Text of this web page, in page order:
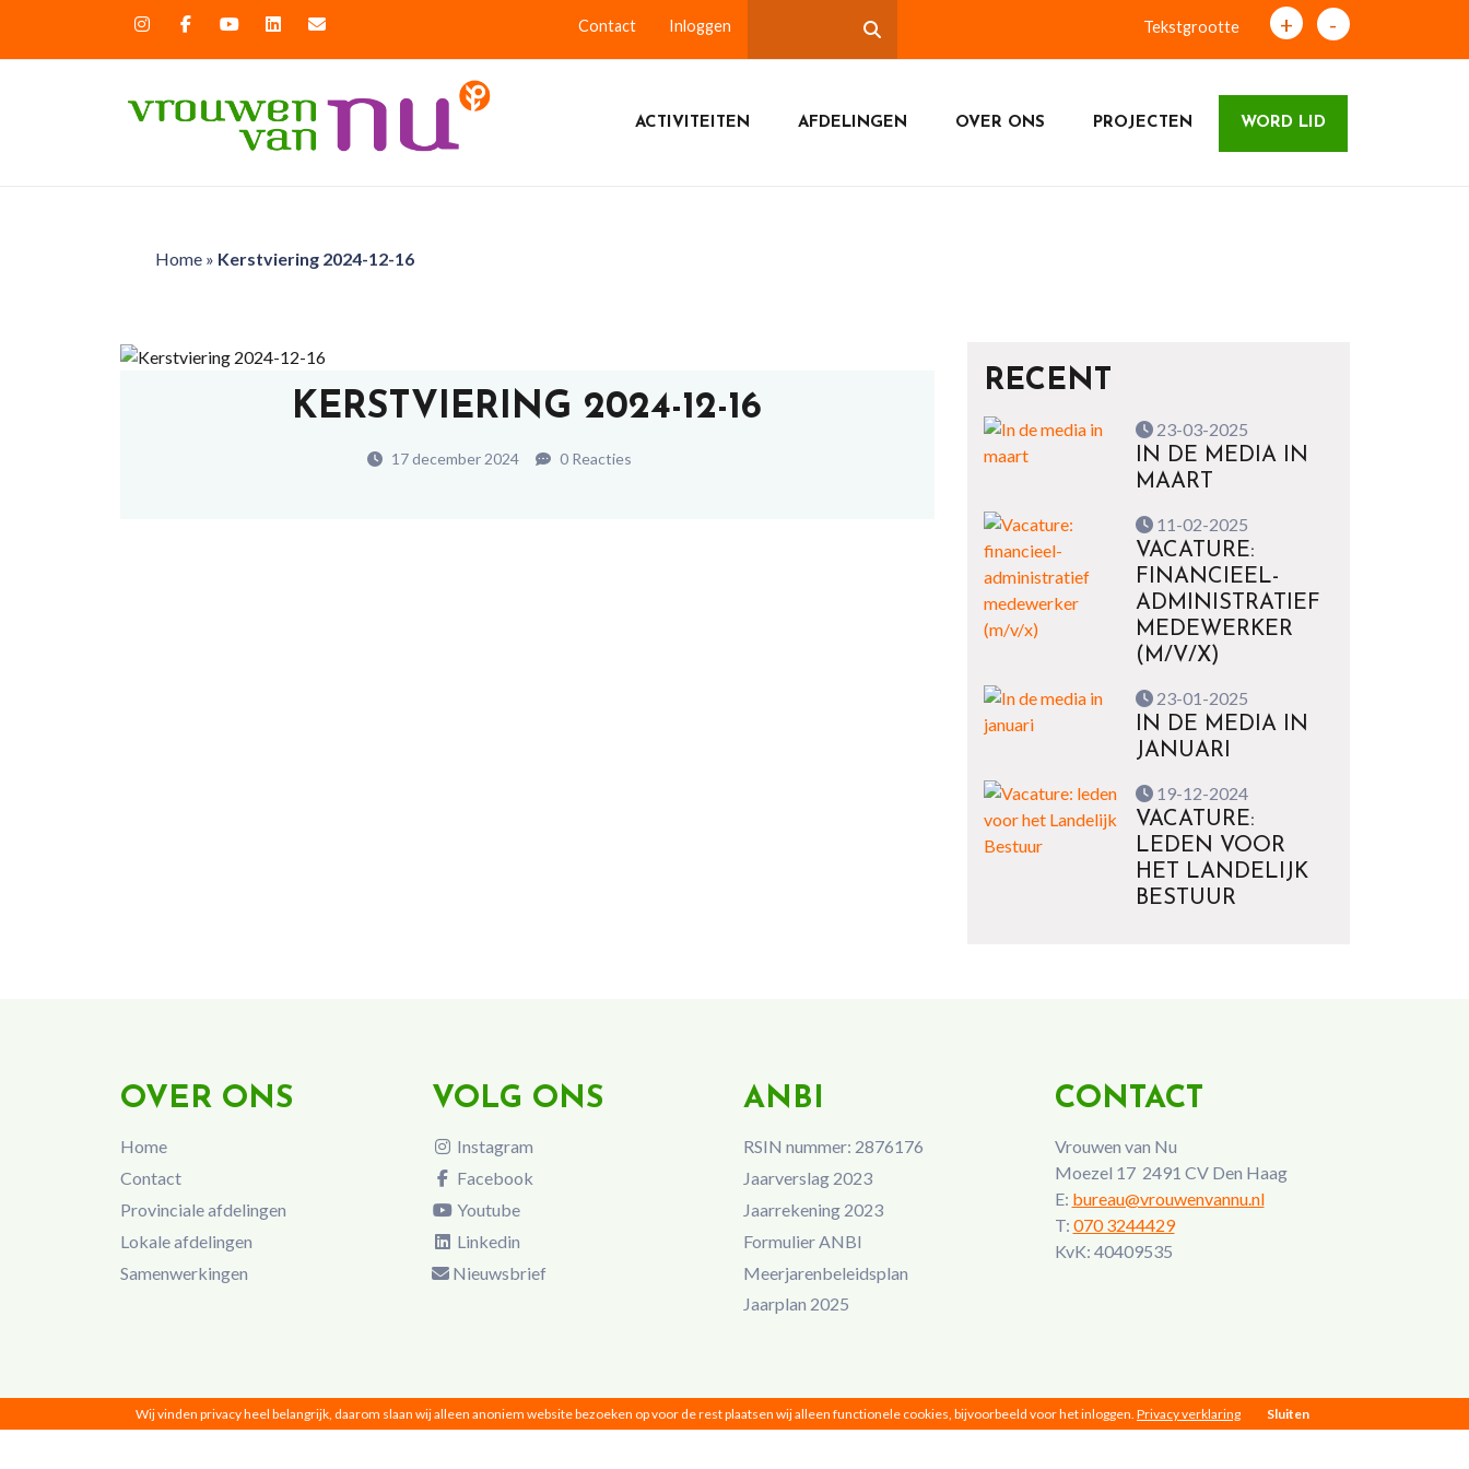
Contact Inloggen Tekstgrootte + -
ACTIVITEITEN AFDELINGEN OVER ONS PROJECTEN WORD LID
Home» Kerstviering 2024-12-16
KERSTVIERING 2024-12-16
17 december 2024 0 Reacties
RECENT
23-03-2025
IN DE MEDIA IN
MAART
11-02-2025
VACATURE:
FINANCIEEL-
ADMINISTRATIEF
MEDEWERKER
(M/V/X)
23-01-2025
IN DE MEDIA IN
JANUARI
19-12-2024
VACATURE:
LEDEN VOOR
HET LANDELIJK
BESTUUR
OVER ONS
Home
Contact
Provinciale afdelingen
Lokale afdelingen
Samenwerkingen
VOLG ONS
Instagram
Facebook
Youtube
Linkedin
Nieuwsbrief
ANBI
RSIN nummer: 2876176
Jaarverslag 2023
Jaarrekening 2023
Formulier ANBI
Meerjarenbeleidsplan
Jaarplan 2025
CONTACT
Vrouwen van Nu
Moezel 17 2491 CV Den Haag
E: bureau@vrouwenvannu.nl
T: 070 3244429
KvK: 40409535
Wij vinden privacy heel belangrijk, daarom slaan wij alleen anoniem website bezoeken op voor de rest plaatsen wij alleen functionele cookies, bijvoorbeeld voor het inloggen. Privacy verklaring Sluiten